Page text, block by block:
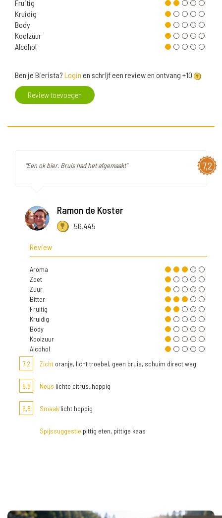
Fruitig
Kruidig
Body
Koolzuur
Alcohol
Ben je Bierista? Login en schrijf een review en ontvang +10
Review toevoegen
7,2
"Een ok bier. Bruis had het afgemaakt"
Ramon de Koster
56.445
Review
Aroma
Zoet
Zuur
Bitter
Fruitig
Kruidig
Body
Koolzuur
Alcohol
7,2
Zicht oranje, licht troebel, geen bruis, schuim direct weg
8,8 Neus lichte citrus, hoppig
6,8 Smaak licht hoppig
Spijssuggestie pittig eten, pittige kaas